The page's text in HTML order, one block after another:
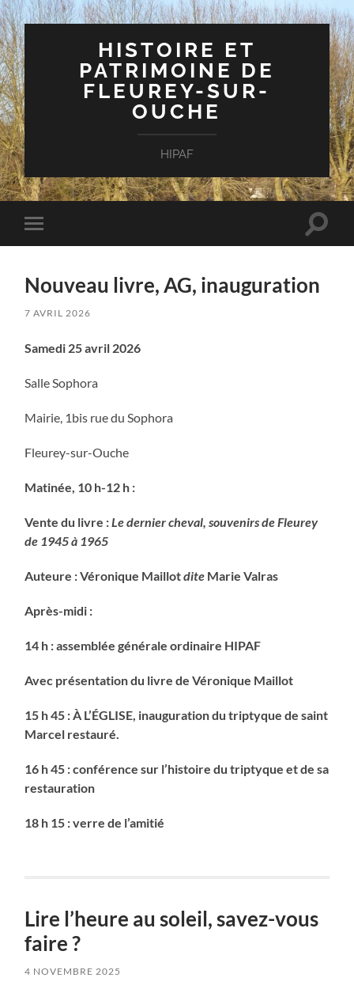
HISTOIRE ET
PATRIMOINE DE
FLEUREY-SUR-
OUCHE
HIPAF
Toggle
mobile
Toggle
Nouveau livre, AG, inauguration
7 AVRIL 2026
Samedi 25 avril 2026
Salle Sophora
Mairie, 1bis rue du Sophora
Fleurey-sur-Ouche
Matinée, 10 h-12 h :
Vente du livre : Le dernier cheval, souvenirs de Fleurey
de 1945 à 1965
Auteure : Véronique Maillotdite Marie Valras
Après-midi :
14 h : assemblée générale ordinaire HIPAF
Avec présentation du livre de Véronique Maillot
15 h 45 : À L’ÉGLISE, inauguration du triptyque de saint
Marcel restauré.
16 h 45 : conférence sur l’histoire du triptyque et de sa
restauration
18 h 15 : verre de l’amitié
Lire l’heure au soleil, savez-vous
faire ?
4 NOVEMBRE 2025